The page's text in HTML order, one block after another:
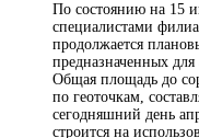
По состоянию на 15
специалистами
продолжается
предназначенных
Общая площадь до
по геоточкам,
сегодняшний день
строится на